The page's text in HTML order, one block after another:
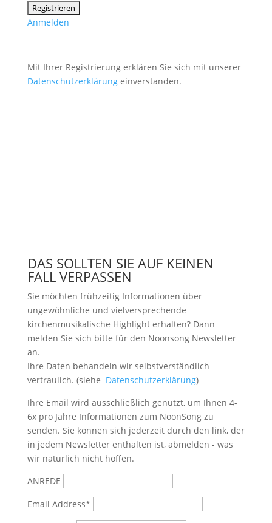
Anmelden
Mit Ihrer Registrierung erklären Sie sich mit unserer
Datenschutzerklärungeinverstanden.
DAS SOLLTEN SIE AUF KEINEN
FALL VERPASSEN
Sie möchten frühzeitig Informationen über
ungewöhnliche und vielversprechende
kirchenmusikalische Highlight erhalten? Dann
melden Sie sich bitte für den Noonsong Newsletter
an.
Ihre Daten behandeln wir selbstverständlich
vertraulich. (siehe Datenschutzerklärung)
Ihre Email wird ausschließlich genutzt, um Ihnen 4-
6x pro Jahre Informationen zum NoonSong zu
senden. Sie können sich jederzeit durch den link, der
in jedem Newsletter enthalten ist, abmelden - was
wir natürlich nicht hoffen.
ANREDE
Email Address*